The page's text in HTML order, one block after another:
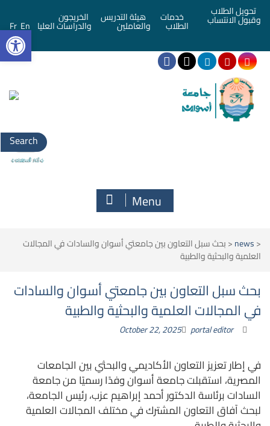
تحويل الطلاب
وقبول الانتساب خدمات
الطلاب
هيئة التدريس
والعاملين
الخريجون
والدراسات العليا En
Fr
Search
for:
Menu
<
news
<بحث سبل التعاون بين جامعتي أسوان والسادات في المجالات
العلمية والبحثية والطبية
بحث سبل التعاون بين جامعتي أسوان والسادات
في المجالات العلمية والبحثية والطبية
October 22, 2025 portal editor
في إطار تعزيز التعاون الأكاديمي والبحثي بين الجامعات
المصرية، استقبلت جامعة أسوان وفدًا رسميًا من جامعة
السادات برئاسة الدكتور أحمد إبراهيم عزب، رئيس الجامعة،
لبحث آفاق التعاون المشترك في مختلف المجالات العلمية